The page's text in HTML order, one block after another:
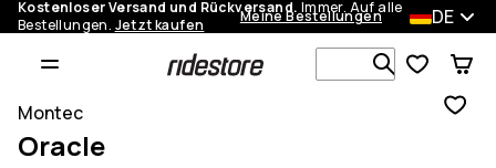
Kostenloser Versand und Rückversand. Immer. Auf alle
Bestellungen. Jetzt kaufen Meine Bestellungen DE
Montec
Oracle